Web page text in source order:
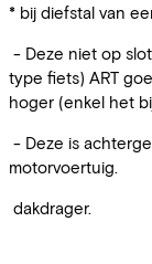
* bij diefstal van
- Deze niet op
type fiets) ART
hoger (enkel het
- Deze is
motorvoertuig.
dakdrager.